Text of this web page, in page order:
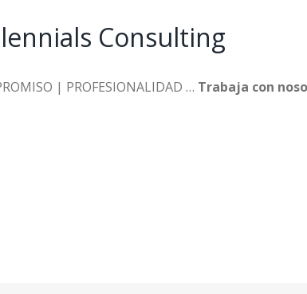
Consulting
| PROFESIONALIDAD … Trabaja con